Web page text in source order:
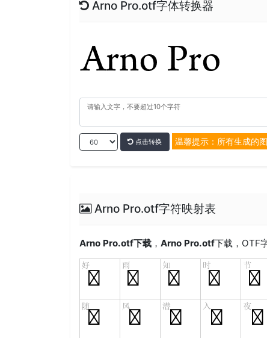
Arno Pro.otf字体转换器
点击转换 温馨提示：所有生成的
Arno Pro.otf字符映射表
Arno Pro.otf下载 ，Arno Pro.otf下载， OTF